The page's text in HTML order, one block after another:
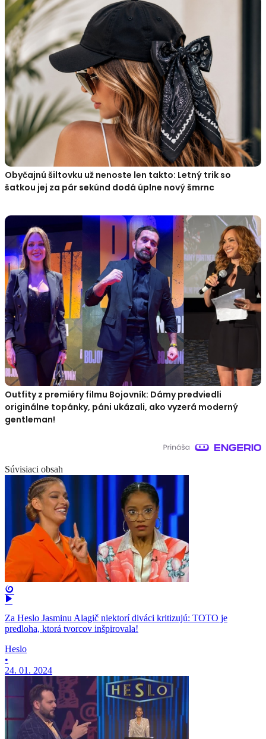
Obyčajnú šiltovku už nenoste len takto: Letný trik so
šatkou jej za pár sekúnd dodá úplne nový šmrnc
Outfity z premiéry filmu Bojovník: Dámy predviedli
originálne topánky, páni ukázali, ako vyzerá moderný
gentleman!
Súvisiaci obsah
Za Heslo Jasminu Alagič niektorí diváci kritizujú: TOTO je
predloha, ktorá tvorcov inšpirovala!
Heslo
•
24. 01. 2024